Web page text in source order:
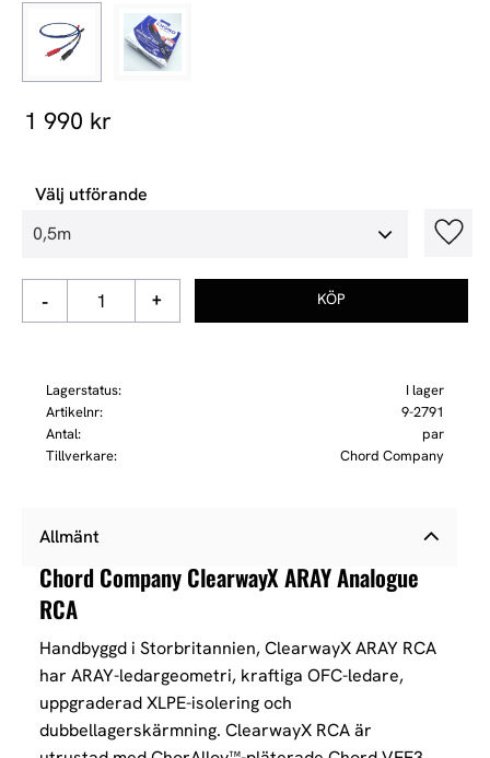
1 990 kr
Välj utförande
+
-
Lagerstatus
I lager
Artikelnr
9-2791
Antal
par
Tillverkare
Chord Company
Allmänt
Chord Company ClearwayX ARAY Analogue
RCA
Handbyggd i Storbritannien, ClearwayX ARAY RCA
har ARAY-ledar­geometri, kraftiga OFC-ledare,
uppgraderad XLPE-isolering och
dubbellagerskärmning. ClearwayX RCA är